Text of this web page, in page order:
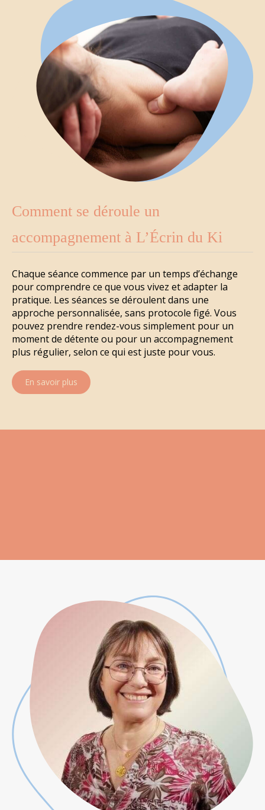
Comment se déroule un
accompagnement à L’Écrin du Ki
Chaque séance commence par un temps d’échange
pour comprendre ce que vous vivez et adapter la
pratique. Les séances se déroulent dans une
approche personnalisée, sans protocole figé. Vous
pouvez prendre rendez-vous simplement pour un
moment de détente ou pour un accompagnement
plus régulier, selon ce qui est juste pour vous.
En savoir plus